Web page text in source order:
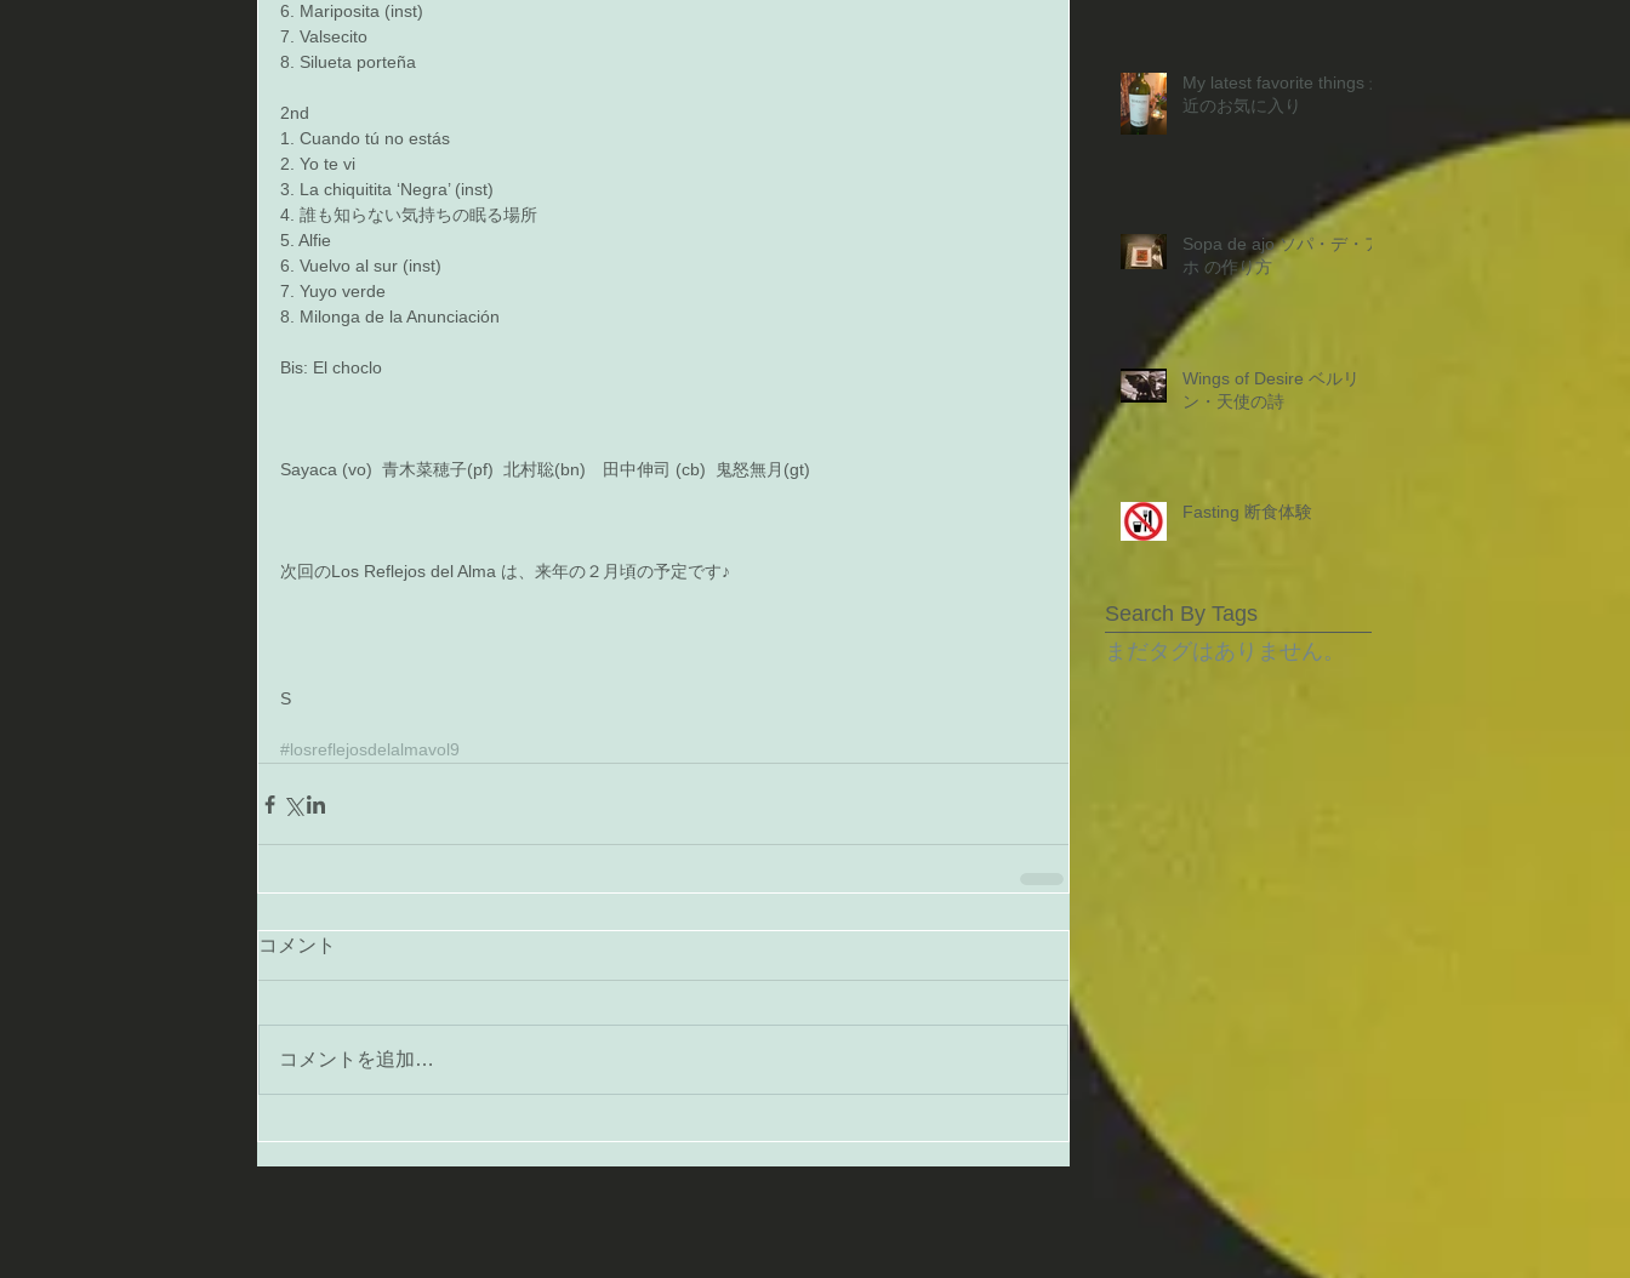
6. Mariposita (inst)
7. Valsecito
8. Silueta porteña
2nd
1. Cuando tú no estás
2. Yo te vi
3. La chiquitita ‘Negra’ (inst)
4. 誰も知らない気持ちの眠る場所
5. Alfie
6. Vuelvo al sur (inst)
7. Yuyo verde
8. Milonga de la Anunciación
Bis: El choclo
Sayaca (vo)  青木菜穂子(pf)  北村聡(bn)　田中伸司 (cb)  鬼怒無月(gt)
次回のLos Reflejos del Alma は、来年の２月頃の予定です♪
S
#losreflejosdelalmavol9
コメント
コメントを追加…
My latest favorite things 最
近のお気に入り
Sopa de ajo ソパ・デ・ア
ホ の作り方
Wings of Desire ベルリ
ン・天使の詩
Fasting 断食体験
Search By Tags
まだタグはありません。